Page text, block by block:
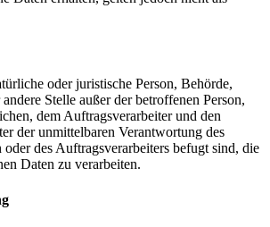
oder juristische Person, Behörde,
Stelle außer der betroffenen Person,
dem Auftragsverarbeiter und den
der unmittelbaren Verantwortung des
des Auftragsverarbeiters befugt sind, die
Daten zu verarbeiten.